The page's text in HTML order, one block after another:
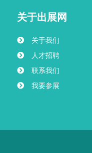
关于出展网
关于我们
人才招聘
联系我们
我要参展